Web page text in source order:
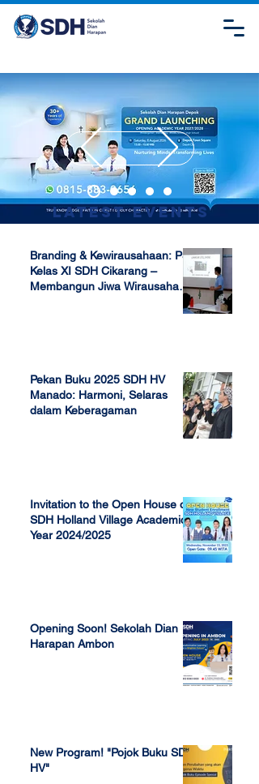
Latest Events
Branding & Kewirausahaan: P5
Kelas XI SDH Cikarang –
Membangun Jiwa Wirausaha
Pekan Buku 2025 SDH HV
Manado: Harmoni, Selaras
dalam Keberagaman
Invitation to the Open House of
SDH Holland Village Academic
Year 2024/2025
Opening Soon! Sekolah Dian
Harapan Ambon
New Program! "Pojok Buku SDH
HV"